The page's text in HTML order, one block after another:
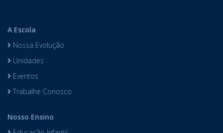
A Escola
Nossa Evolução
Unidades
Eventos
Trabalhe Conosco
Nosso Ensino